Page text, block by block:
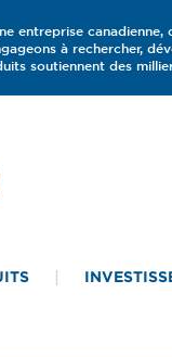
entreprise canadienne,
à rechercher,
soutiennent des